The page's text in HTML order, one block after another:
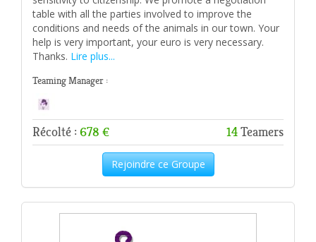
table with all the parties involved to improve the
conditions and needs of the animals in our town. Your
help is very important, your euro is very necessary.
Thanks. Lire plus...
Teaming Manager :
Récolté : 678 € 14Teamers
Rejoindre ce Groupe